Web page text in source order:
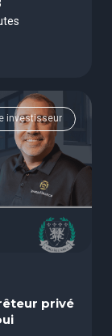
investisseur
privé